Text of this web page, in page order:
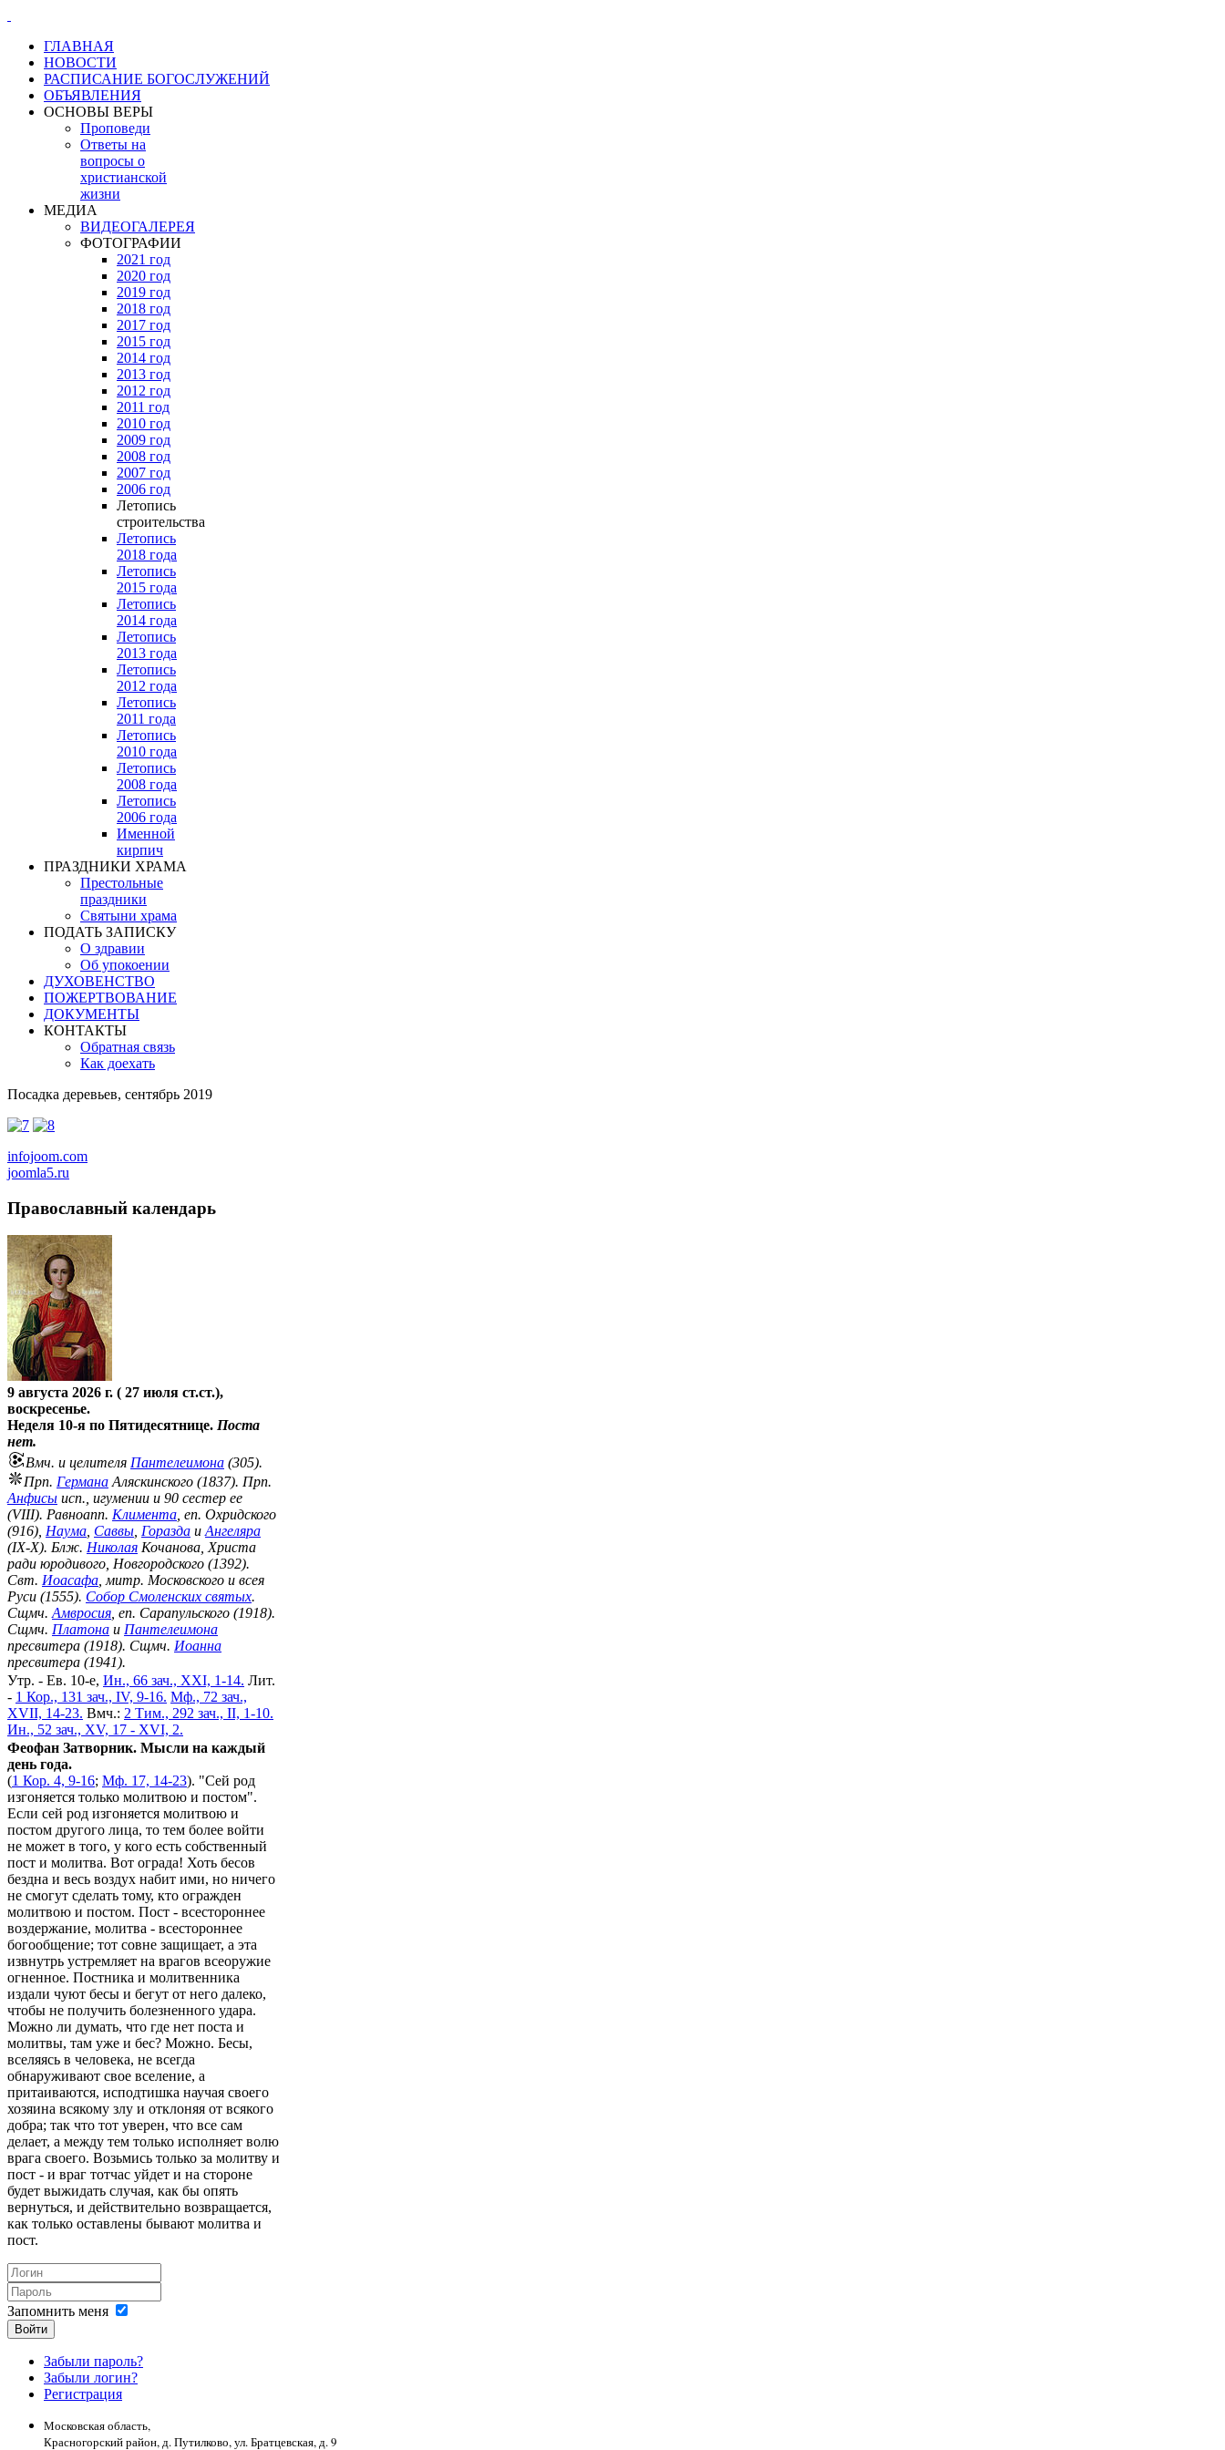
ГЛАВНАЯ
НОВОСТИ
РАСПИСАНИЕ БОГОСЛУЖЕНИЙ
ОБЪЯВЛЕНИЯ
ОСНОВЫ ВЕРЫ
Проповеди
Ответы на
вопросы о
христианской
жизни
МЕДИА
ВИДЕОГАЛЕРЕЯ
ФОТОГРАФИИ
2021 год
2020 год
2019 год
2018 год
2017 год
2015 год
2014 год
2013 год
2012 год
2011 год
2010 год
2009 год
2008 год
2007 год
2006 год
Летопись
строительства
Летопись
2018 года
Летопись
2015 года
Летопись
2014 года
Летопись
2013 года
Летопись
2012 года
Летопись
2011 года
Летопись
2010 года
Летопись
2008 года
Летопись
2006 года
Именной
кирпич
ПРАЗДНИКИ ХРАМА
Престольные
праздники
Святыни храма
ПОДАТЬ ЗАПИСКУ
О здравии
Об упокоении
ДУХОВЕНСТВО
ПОЖЕРТВОВАНИЕ
ДОКУМЕНТЫ
КОНТАКТЫ
Обратная связь
Как доехать
Посадка деревьев, сентябрь 2019
infojoom.com
joomla5.ru
Православный календарь
9 августа 2026 г. ( 27 июля ст.ст.),
воскресенье.
Неделя 10-я по Пятидесятнице. Поста
нет.
Вмч. и целителя Пантелеимона (305).
Прп. ГерманаАляскинского (1837). Прп.
Анфисы исп., игумении и 90 сестер ее
(VIII). Равноапп. Климента, еп. Охридского
(916), Наума, Саввы, Горазда иАнгеляра
(IX-X). Блж. Николая Кочанова, Христа
ради юродивого, Новгородского (1392).
Свт. Иоасафа, митр. Московского и всея
Руси (1555). Собор Смоленских святых.
Сщмч.Амвросия, еп. Сарапульского (1918).
Сщмч. Платона и Пантелеимона
пресвитера (1918). Сщмч. Иоанна
пресвитера (1941).
Утр. - Ев. 10-е, Ин., 66 зач., XXI, 1-14. Лит.
- 1 Кор., 131 зач., IV, 9-16. Мф., 72 зач.,
XVII, 14-23. Вмч.: 2 Тим., 292 зач., II, 1-10.
Ин., 52 зач., XV, 17 - XVI, 2.
Феофан Затворник. Мысли на каждый
день года.
(1 Кор. 4, 9-16; Мф. 17, 14-23). "Сей род
изгоняется только молитвою и постом".
Если сей род изгоняется молитвою и
постом другого лица, то тем более войти
не может в того, у кого есть собственный
пост и молитва. Вот ограда! Хоть бесов
бездна и весь воздух набит ими, но ничего
не смогут сделать тому, кто огражден
молитвою и постом. Пост - всестороннее
воздержание, молитва - всестороннее
богообщение; тот совне защищает, а эта
извнутрь устремляет на врагов всеоружие
огненное. Постника и молитвенника
издали чуют бесы и бегут от него далеко,
чтобы не получить болезненного удара.
Можно ли думать, что где нет поста и
молитвы, там уже и бес? Можно. Бесы,
вселяясь в человека, не всегда
обнаруживают свое вселение, а
притаиваются, исподтишка научая своего
хозяина всякому злу и отклоняя от всякого
добра; так что тот уверен, что все сам
делает, а между тем только исполняет волю
врага своего. Возьмись только за молитву и
пост - и враг тотчас уйдет и на стороне
будет выжидать случая, как бы опять
вернуться, и действительно возвращается,
как только оставлены бывают молитва и
пост.
Запомнить меня
Войти
Забыли пароль?
Забыли логин?
Регистрация
Московская область,
Красногорский район, д. Путилково, ул. Братцевская, д. 9